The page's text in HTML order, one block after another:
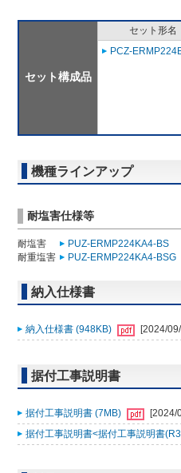
セット構成品
セット形名
PCZ-
機種ラインアップ
耐塩害仕様等
耐塩害
PUZ-ERMP224KA4-BS
耐重塩害
PUZ-ERMP224KA4-BSG
納入仕様書
納入仕様書 (948KB) [2024/
据付工事説明書
据付工事説明書 (7MB)
[2024/
据付工事説明書<据付工事説明書